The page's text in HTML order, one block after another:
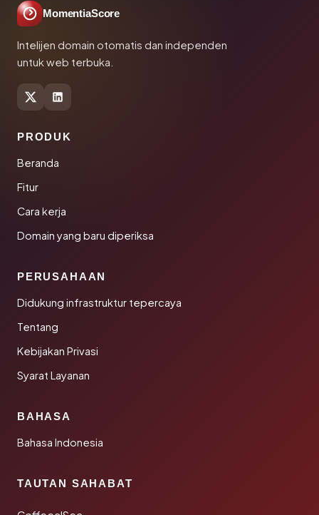
MomentiaScore
Intelijen domain otomatis dan independen
untuk web terbuka.
PRODUK
Beranda
Fitur
Cara kerja
Domain yang baru diperiksa
PERUSAHAAN
Didukung infrastruktur tepercaya
Tentang
Kebijakan Privasi
Syarat Layanan
BAHASA
Bahasa Indonesia
TAUTAN SAHABAT